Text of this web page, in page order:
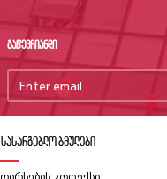
გაწევრიანდი
სასარგებლო ბმულები
ღირსების კოდექსი